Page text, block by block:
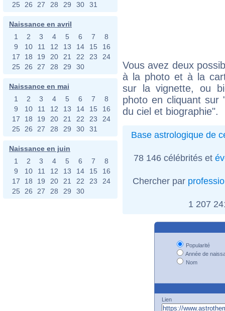
25
26 27 28 29 30 31
Naissance en avril
1
2 3 4 5 6 7
8
9
10 11 12 13 14 15
16
17
18 19 20 21 22 23
24
25
26 27 28 29 30
Naissance en mai
1
2 3 4 5 6 7
8
9
10 11 12 13 14 15
16
17
18 19 20 21 22 23
24
25
26 27 28 29 30 31
Naissance en juin
1
2 3 4 5 6 7
8
9
10 11 12 13 14 15
16
17
18 19 20 21 22 23
24
25
26 27 28 29 30
Vous avez deux
à la photo et à la
sur la vignette, ou
photo en cliquant sur
du ciel et biographie".
Base astrologique de
78 146 célébrités et
Chercher par
1 207
Popularité
Année de
Nom
Lien